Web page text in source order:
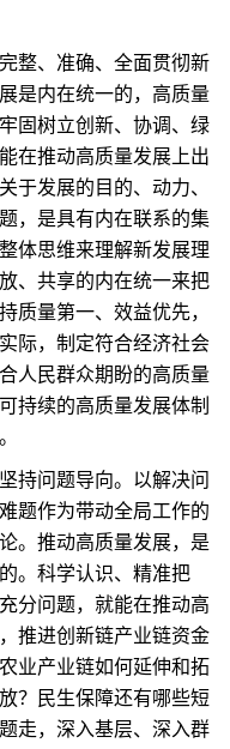
、准确、全面贯彻新
是内在统一的，高质量
固树立创新、协调、绿
在推动高质量发展上出
于发展的目的、动力、
，是具有内在联系的集
体思维来理解新发展理
、共享的内在统一来把
质量第一、效益优先，
际，制定符合经济社会
人民群众期盼的高质量
持续的高质量发展体制
问题导向。以解决问
题作为带动全局工作的
。推动高质量发展，是
。科学认识、精准把
分问题，就能在推动高
推进创新链产业链资金
业产业链如何延伸和拓
？民生保障还有哪些短
走，深入基层、深入群